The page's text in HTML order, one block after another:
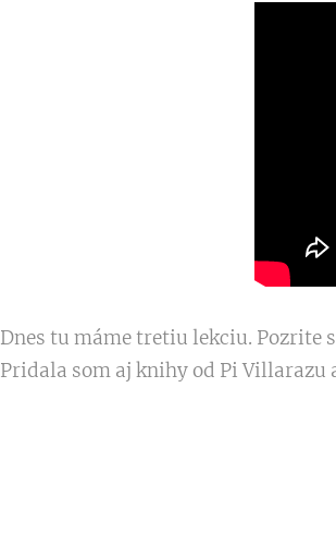
Dnes tu máme tretiu lekciu. Pozrite
Pridala som aj knihy od Pi Villarazu